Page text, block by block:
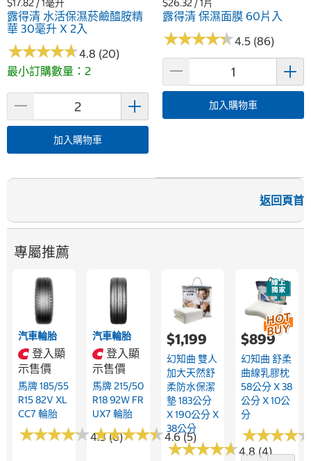
$17.82 / 1毫升
露得清 水活保濕菸鹼醯胺精
華 30毫升 X 2入
★★★★★
★★★★★4.8 (20)
最小訂購數量：2
加入購物車
$26.32 / 1片
露得清 保濕面膜 60片入
★★★★★
★★★★★4.5 (86)
加入購物車
返回頁首
專屬推薦
汽車輪胎
登入顯
示售價
馬牌 185/55
R15 82V XL
CC7 輪胎
★★★★★
★★★★★4.3 (6)
汽車輪胎
登入顯
示售價
馬牌 215/50
R18 92W FR
UX7 輪胎
★★★★★
★★★★★4.6 (5)
$1,199
幻知曲 雙人
加大天然舒
柔防水保潔
墊 183公分
X 190公分 X
38公分
★★★★★
★★★★★4.8 (4)
$899
幻知曲 舒柔
曲線乳膠枕
58公分 X 38
公分 X 10公
分
★★★★
★★★★